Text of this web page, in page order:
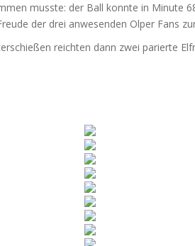
musste: der Ball konnte in Minute
der drei anwesenden Olper Fans
reichten dann zwei parierte